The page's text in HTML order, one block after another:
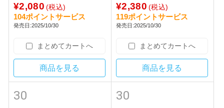
¥2,080 (税込)
104ポイントサービス
発売日:2025/10/30
まとめてカートへ
商品を見る
¥2,380 (税込)
119ポイントサービス
発売日:2025/10/30
まとめてカートへ
商品を見る
30 30